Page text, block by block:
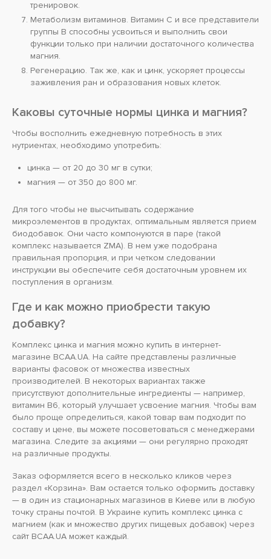
тренировок.
Метаболизм витаминов. Витамин С и все представители
группы В способны усвоиться и выполнить свои
функции только при наличии достаточного количества
магния.
Регенерацию. Так же, как и цинк, ускоряет процессы
заживления ран и образования новых клеток.
Каковы суточные нормы цинка и магния?
Чтобы восполнить ежедневную потребность в этих
нутриентах, необходимо употребить:
цинка — от 20 до 30 мг в сутки;
магния — от 350 до 800 мг.
Для того чтобы не высчитывать содержание
микроэлементов в продуктах, оптимальным является прием
биодобавок. Они часто компонуются в паре (такой
комплекс называется ZMA). В нем уже подобрана
правильная пропорция, и при четком следовании
инструкции вы обеспечите себя достаточным уровнем их
поступления в организм.
Где и как можно приобрести такую
добавку?
Комплекс цинка и магния можно купить в интернет-
магазине BCAA.UA. На сайте представлены различные
варианты фасовок от множества известных
производителей. В некоторых вариантах также
присутствуют дополнительные ингредиенты — например,
витамин В6, который улучшает усвоение магния. Чтобы вам
было проще определиться, какой товар вам подходит по
составу и цене, вы можете посоветоваться с менеджерами
магазина. Следите за акциями — они регулярно проходят
на различные продукты.
Заказ оформляется всего в несколько кликов через
раздел «Корзина». Вам остается только оформить доставку
— в один из стационарных магазинов в Киеве или в любую
точку страны почтой. В Украине купить комплекс цинка с
магнием (как и множество других пищевых добавок) через
сайт BCAA.UA может каждый.